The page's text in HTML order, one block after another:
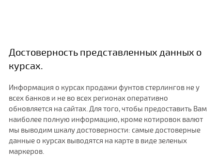
Достоверность представленных данных о
курсах.
Информация о курсах продажи фунтов стерлингов не у
всех банков и не во всех регионах оперативно
обновляется на сайтах. Для того, чтобы предоставить Вам
наиболее полную информацию, кроме котировок валют
мы выводим шкалу достоверности: самые достоверные
данные о курсах выводятся на карте в виде зеленых
маркеров.